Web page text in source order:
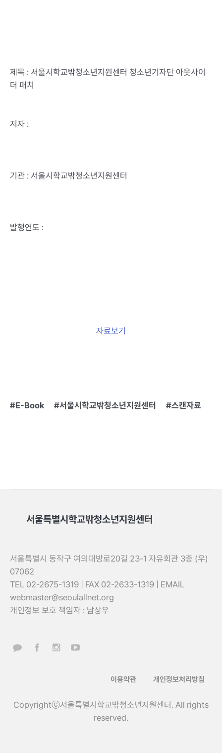
제목 : 서울시학교밖청소년지원센터 청소년기자단 아웃사이
더 패치
저자 :
기관 : 서울시학교밖청소년지원센터
발행연도 :
자료보기
E-Book 서울시학교밖청소년지원센터 스캔자료
서울특별시학교밖청소년지원센터
서울특별시 동작구 여의대방로20길 23-1 자유회관 3층 (우)
07062
TEL 02-2675-1319 | FAX 02-2633-1319 | EMAIL
webmaster@seoulallnet.org
개인정보 보호 책임자 : 남상우
이용약관 개인정보처리방침
Copyrightⓒ서울특별시학교밖청소년지원센터. All rights
reserved.